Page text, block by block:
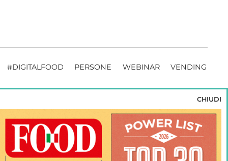
#DIGITALFOOD PERSONE WEBINAR VENDING
CHIUDI